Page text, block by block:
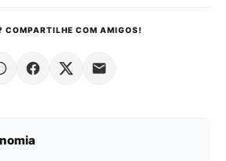
COMPARTILHE COM AMIGOS!